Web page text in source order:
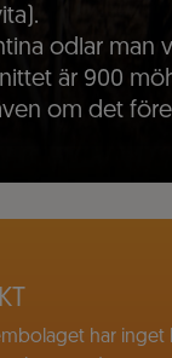
odlar man
är 900
om det
har inget